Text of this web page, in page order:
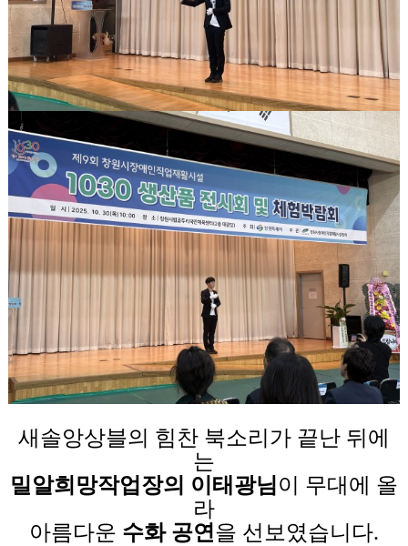
새솔앙상블의 힘찬 북소리가 끝난 뒤에
는
밀알희망작업장의 이태광님이 무대에 올
라
아름다운 수화 공연을 선보였습니다.